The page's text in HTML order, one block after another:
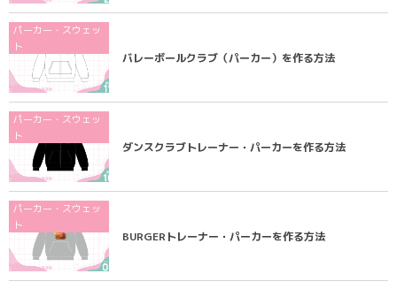
パーカー・スウェッ
ト
バレーボールクラブ（パーカー）を作る方法
パーカー・スウェッ
ト
ダンスクラブトレーナー・パーカーを作る方法
パーカー・スウェッ
ト
BURGERトレーナー・パーカーを作る方法